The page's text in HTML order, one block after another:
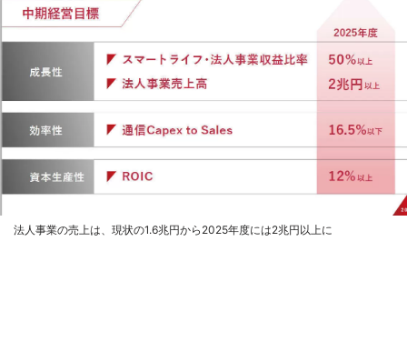
法人事業の売上は、現状の1.6兆円から2025年度には2兆円以上に